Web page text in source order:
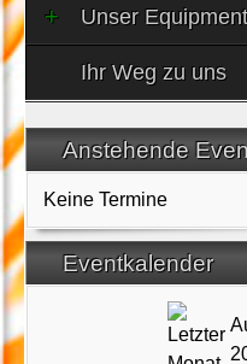
Unser Equipment
Ihr Weg zu uns
Anstehende
Keine Termine
Eventkalender